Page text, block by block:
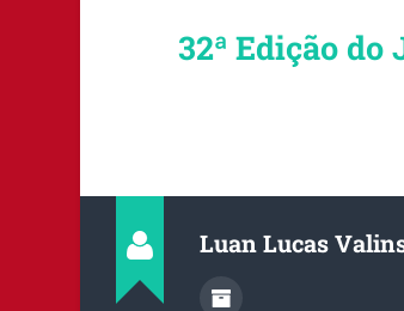
32ª Edição do
Luan Lucas